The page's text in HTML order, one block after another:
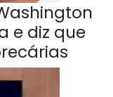
e diz que